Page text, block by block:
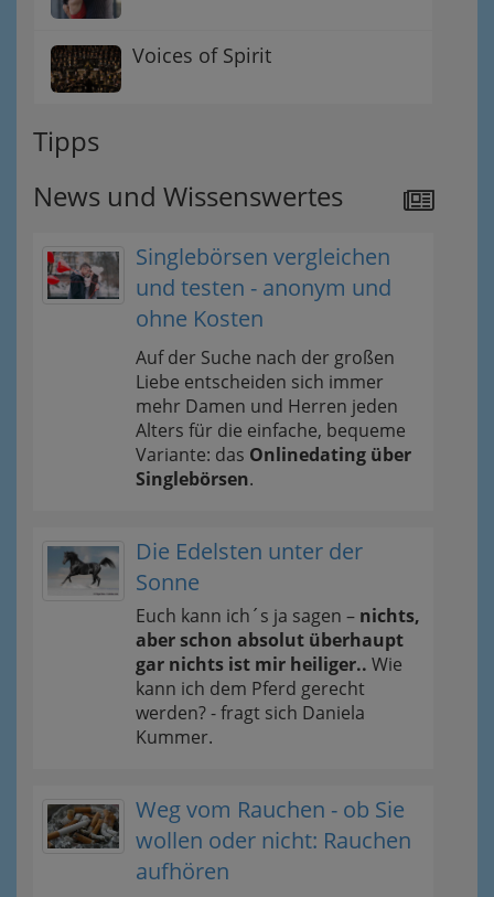
Voices of Spirit
Tipps
News und Wissenswertes
Singlebörsen vergleichen
und testen - anonym und
ohne Kosten
Auf der Suche nach der großen
Liebe entscheiden sich immer
mehr Damen und Herren jeden
Alters für die einfache, bequeme
Variante: das Onlinedating über
Singlebörsen.
Die Edelsten unter der
Sonne
Euch kann ich´s ja sagen – nichts,
aber schon absolut überhaupt
gar nichts ist mir heiliger.. Wie
kann ich dem Pferd gerecht
werden? - fragt sich Daniela
Kummer.
Weg vom Rauchen - ob Sie
wollen oder nicht: Rauchen
aufhören